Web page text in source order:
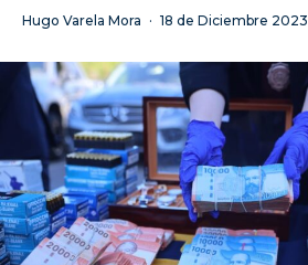
Hugo Varela Mora · 18 de Diciembre 2023